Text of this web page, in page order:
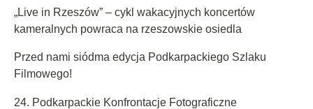
„Live in Rzeszów” – cykl wakacyjnych koncertów
kameralnych powraca na rzeszowskie osiedla
Przed nami siódma edycja Podkarpackiego Szlaku
Filmowego!
24. Podkarpackie Konfrontacje Fotograficzne